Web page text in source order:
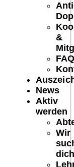
&
News
Aktiv
werden
Wir